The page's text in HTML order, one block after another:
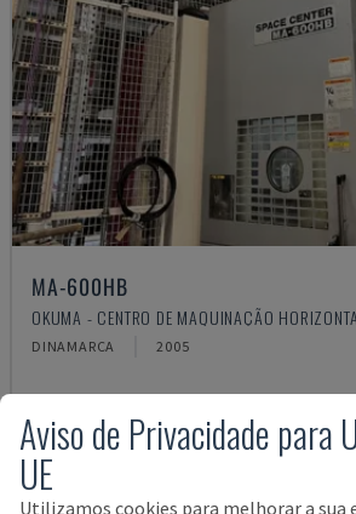
MA-600HB
OKUMA - CENTRO DE MAQUINAÇÃO
DINAMARCA 2005
Aviso de Privacidade para
UE
Utilizamos cookies para melhorar a sua